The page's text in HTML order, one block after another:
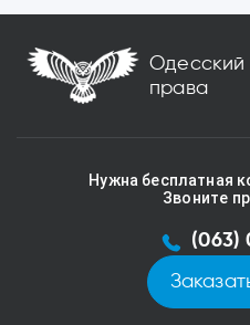
Одесский
права
Нужна бесплатная
Звоните
(063)